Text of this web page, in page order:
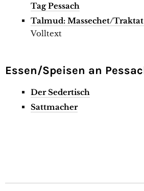
Tag Pessach
Talmud: Massechet/Traktat
Volltext
Essen/Speisen an
Der Sedertisch
Sattmacher